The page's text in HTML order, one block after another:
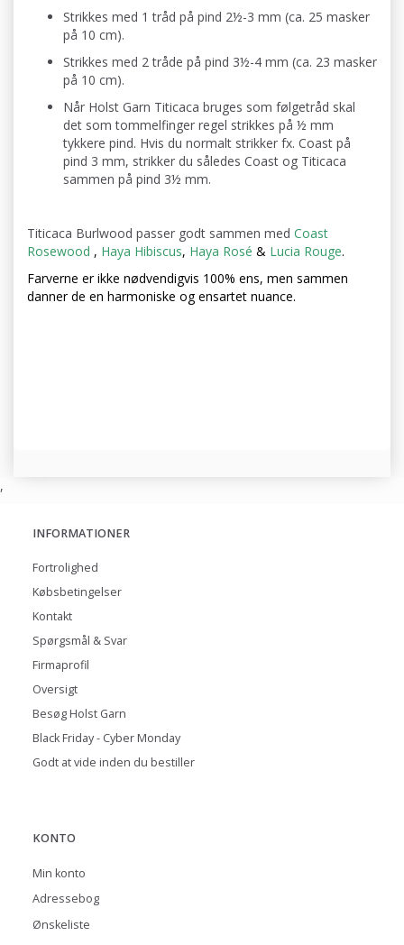
Strikkes med 1 tråd på pind 2½-3 mm (ca. 25 masker
på 10 cm).
Strikkes med 2 tråde på pind 3½-4 mm (ca. 23 masker
på 10 cm).
Når Holst Garn Titicaca bruges som følgetråd skal
det som tommelfinger regel strikkes på ½ mm
tykkere pind. Hvis du normalt strikker fx. Coast på
pind 3 mm, strikker du således Coast og Titicaca
sammen på pind 3½ mm.
Titicaca Burlwood passer godt sammen med Coast
Rosewood , Haya Hibiscus, Haya Rosé & Lucia Rouge.
Farverne er ikke nødvendigvis 100% ens, men sammen
danner de en harmoniske og ensartet nuance.
,
INFORMATIONER
Fortrolighed
Købsbetingelser
Kontakt
Spørgsmål & Svar
Firmaprofil
Oversigt
Besøg Holst Garn
Black Friday - Cyber Monday
Godt at vide inden du bestiller
KONTO
Min konto
Adressebog
Ønskeliste